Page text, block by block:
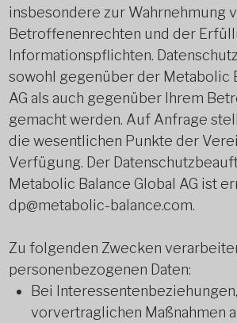
insbesondere zur Wahrnehmung
Betroffenenrechten und der
Informationspflichten.
sowohl gegenüber der Metabolic
AG als auch gegenüber Ihrem
gemacht werden. Auf Anfrage
die wesentlichen Punkte der
Verfügung. Der
Metabolic Balance Global AG ist
dp@metabolic-balance.com.
Zu folgenden Zwecken
personenbezogenen Daten:
Bei
vorvertraglichen Maßnahmen